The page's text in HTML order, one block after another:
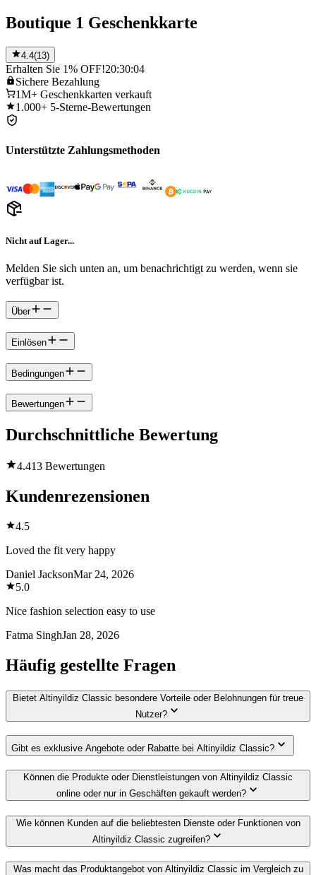
Boutique 1 Geschenkkarte
4.4(13)
Erhalten Sie 1% OFF!20:30:04
Sichere Bezahlung
1M+ Geschenkkarten verkauft
1.000+ 5-Sterne-Bewertungen
Unterstützte Zahlungsmethoden
Nicht auf Lager...
Melden Sie sich unten an, um benachrichtigt zu werden, wenn sie
verfügbar ist.
Über
Einlösen
Bedingungen
Bewertungen
Durchschnittliche Bewertung
4.413 Bewertungen
Kundenrezensionen
4.5
Loved the fit very happy
Daniel JacksonMar 24, 2026
5.0
Nice fashion selection easy to use
Fatma SinghJan 28, 2026
Häufig gestellte Fragen
Bietet Altinyildiz Classic besondere Vorteile oder Belohnungen für treue
Nutzer?
Gibt es exklusive Angebote oder Rabatte bei Altinyildiz Classic?
Können die Produkte oder Dienstleistungen von Altinyildiz Classic
online oder nur in Geschäften gekauft werden?
Wie können Kunden auf die beliebtesten Dienste oder Funktionen von
Altinyildiz Classic zugreifen?
Was macht das Produktangebot von Altinyildiz Classic im Vergleich zu